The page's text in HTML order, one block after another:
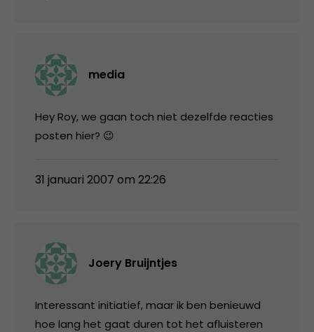
media
Hey Roy, we gaan toch niet dezelfde reacties
posten hier? 😉
31 januari 2007 om 22:26
Joery Bruijntjes
Interessant initiatief, maar ik ben benieuwd
hoe lang het gaat duren tot het afluisteren